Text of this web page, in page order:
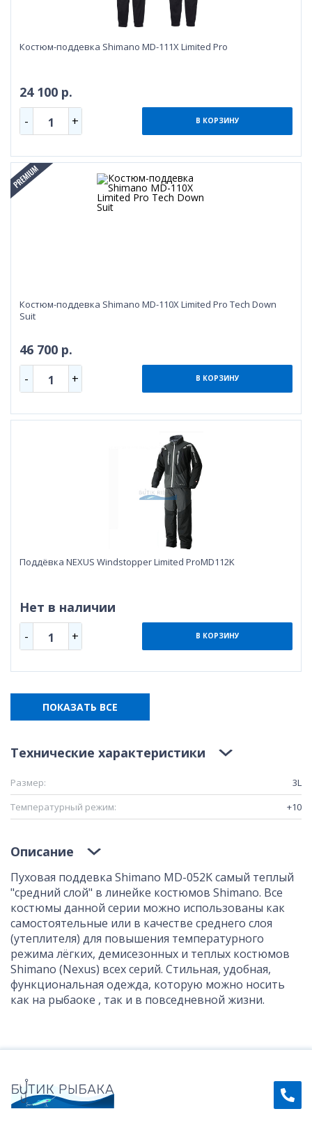
Костюм-поддевка Shimano MD-111X Limited Pro
24 100 р.
- 1 + В КОРЗИНУ
Костюм-поддевка Shimano MD-110X Limited Pro Tech Down
Suit
46 700 р.
- 1 + В КОРЗИНУ
Поддёвка NEXUS Windstopper Limited ProMD112K
Нет в наличии
- 1 + В КОРЗИНУ
ПОКАЗАТЬ ВСЕ
Технические характеристики
Размер:
3L
Температурный режим:
+10
Описание
Пуховая поддевка Shimano MD-052K самый теплый
"средний слой" в линейке костюмов Shimano. Все
костюмы данной серии можно использованы как
самостоятельные или в качестве среднего слоя
(утеплителя) для повышения температурного
режима лёгких, демисезонных и теплых костюмов
Shimano (Nexus) всех серий. Стильная, удобная,
функциональная одежда, которую можно носить
как на рыбаоке , так и в повседневной жизни.